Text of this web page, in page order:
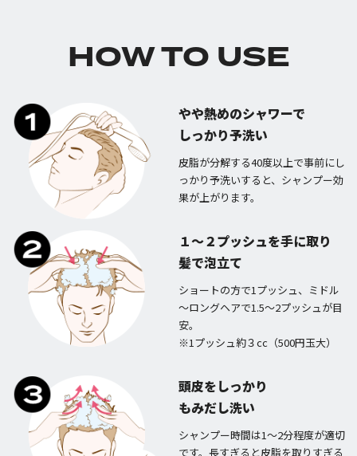
HOW TO USE
やや熱めのシャワーで
しっかり予洗い
皮脂が分解する40度以上で事前にし
っかり予洗いすると、シャンプー効
果が上がります。
１～２プッシュを手に取り
髪で泡立て
ショートの方で1プッシュ、ミドル
～ロングヘアで1.5～2プッシュが目
安。
※1プッシュ約３cc（500円玉大）
頭皮をしっかり
もみだし洗い
シャンプー時間は1～2分程度が適切
です。長すぎると皮脂を取りすぎる